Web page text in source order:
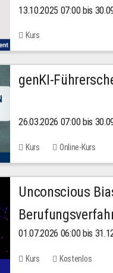
13.10.2025 07:00 bis
Kurs
genKI-
26.03.2026 07:00 bis
Kurs Online-Kurs
Unconscious
2026
01.07.2026 06:00 bis
Kurs Kostenlos